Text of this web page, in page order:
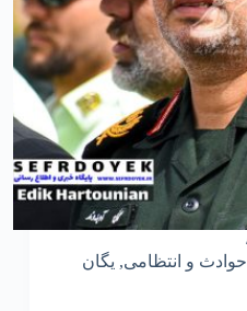
حوادث و انتظامی, یگان